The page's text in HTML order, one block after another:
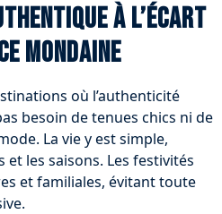
à l’écart
mondaine
où l’authenticité
besoin de tenues chics ni de
La vie y est simple,
les saisons. Les festivités
et familiales, évitant toute